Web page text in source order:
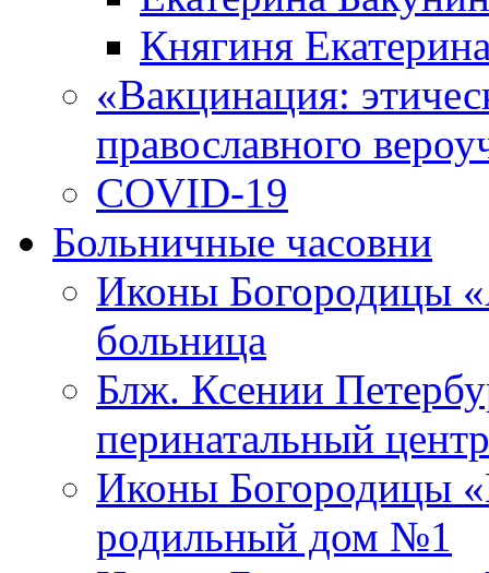
Княгиня
«Вакцинация:
православного
COVID-19
Больничные часовни
Иконы Богородицы
больница
Блж. Ксении
перинатальный центр
Иконы Богородицы
родильный дом №1